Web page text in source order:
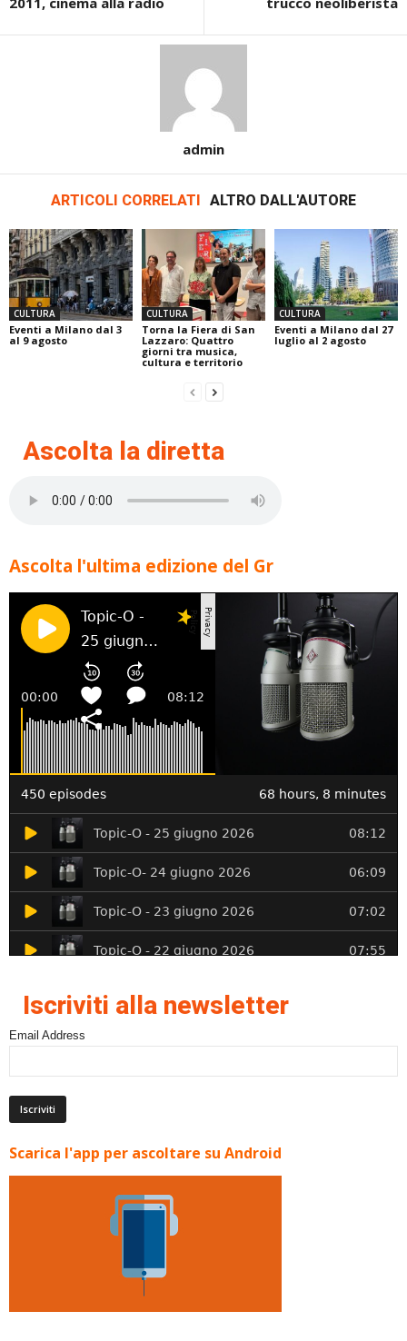
admin
ARTICOLI CORRELATI ALTRO DALL'AUTORE
CULTURA
Eventi a Milano dal 3
al 9 agosto
CULTURA
Torna la Fiera di San
Lazzaro: Quattro
giorni tra musica,
cultura e territorio
CULTURA
Eventi a Milano dal 27
luglio al 2 agosto
Ascolta la diretta
Ascolta l'ultima edizione del Gr
Iscriviti alla newsletter
Email Address
Scarica l'app per ascoltare su Android